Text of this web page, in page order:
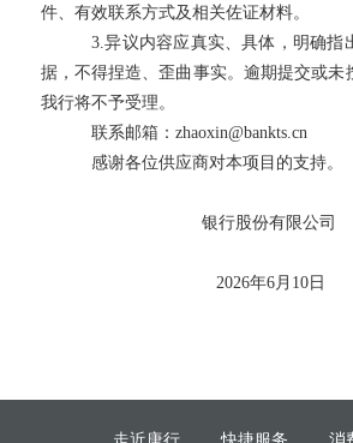
件、有效联系方式及相关佐证材料。
3.异议内容应真实、具体，明确指
据，不得捏造、歪曲事实。逾期提交或未
我行将不予受理。
联系邮箱：zhaoxin@bankts.cn
感谢各位供应商对本项目的支持。
银行股份有限公司
2026年6月10日